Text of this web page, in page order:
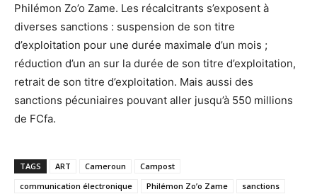
Philémon Zo’o Zame. Les récalcitrants s’exposent à
diverses sanctions : suspension de son titre
d’exploitation pour une durée maximale d’un mois ;
réduction d’un an sur la durée de son titre d’exploitation,
retrait de son titre d’exploitation. Mais aussi des
sanctions pécuniaires pouvant aller jusqu’à 550 millions
de FCfa.
TAGS ART Cameroun
Campost
communication électronique
Philémon Zo’o Zame sanctions